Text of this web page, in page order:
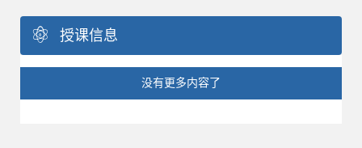
授课信息
没有更多内容了